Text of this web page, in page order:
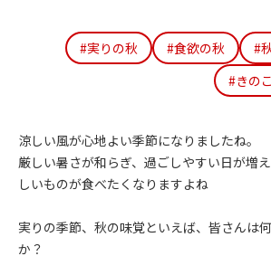
#実りの秋 #食欲の秋 #
#きのこ
涼しい風が心地よい季節になりましたね。
厳しい暑さが和らぎ、過ごしやすい日が増
しいものが食べたくなりますよね
実りの季節、秋の味覚といえば、皆さんは
か？